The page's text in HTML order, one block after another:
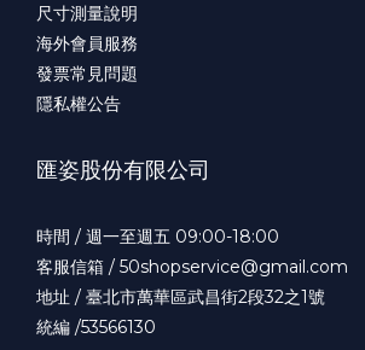
尺寸測量說明
海外會員服務
發票常見問題
隱私權公告
匯姿股份有限公司
時間 / 週一至週五 09:00-18:00
客服信箱 / 50shopservice@gmail.com
地址 / 臺北市萬華區武昌街2段32之1號
統編 /53566130